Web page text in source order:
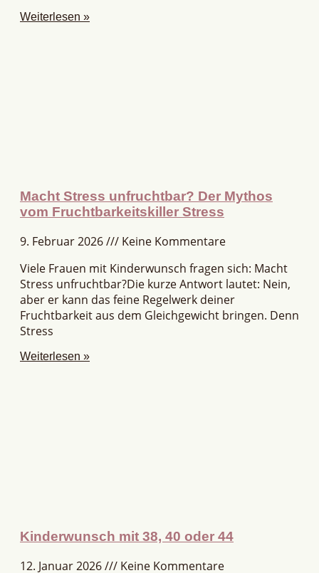
Weiterlesen »
Macht Stress unfruchtbar? Der Mythos
vom Fruchtbarkeitskiller Stress
9. Februar 2026
Keine Kommentare
Viele Frauen mit Kinderwunsch fragen sich: Macht
Stress unfruchtbar?Die kurze Antwort lautet: Nein,
aber er kann das feine Regelwerk deiner
Fruchtbarkeit aus dem Gleichgewicht bringen. Denn
Stress
Weiterlesen »
Kinderwunsch mit 38, 40 oder 44
12. Januar 2026 Keine Kommentare